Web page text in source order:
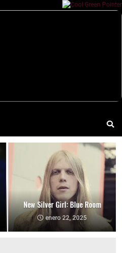
New Silver Girl: Blue Room
enero 22, 2025